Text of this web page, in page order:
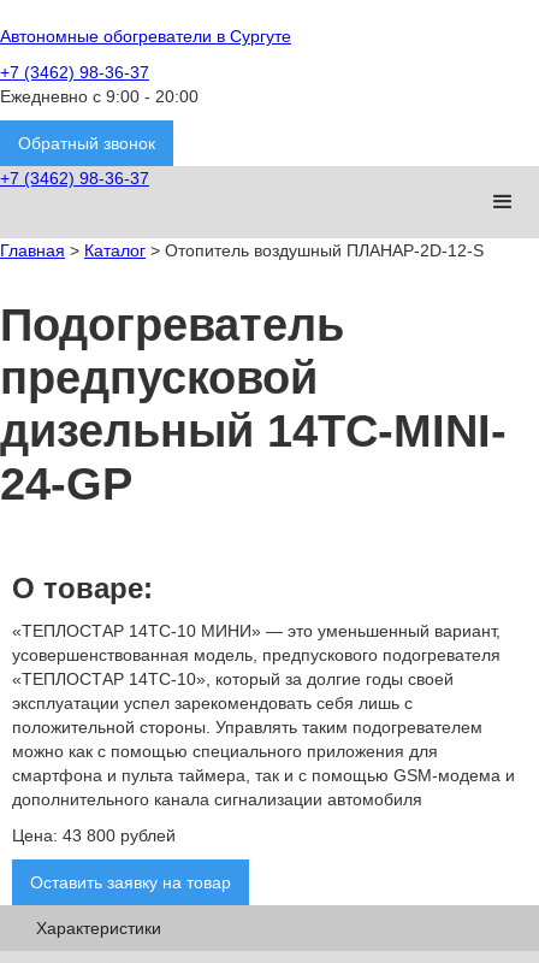
Автономные обогреватели в Сургуте
+7 (3462) 98-36-37
Ежедневно с 9:00 - 20:00
Обратный звонок
+7 (3462) 98-36-37
Главная > Каталог > Отопитель воздушный ПЛАНАР-2D-12-S
Подогреватель
предпусковой
дизельный 14ТС-MINI-
24-GP
О товаре:
«ТЕПЛОСТАР 14ТС-10 МИНИ» — это уменьшенный вариант,
усовершенствованная модель, предпускового подогревателя
«ТЕПЛОСТАР 14ТС-10», который за долгие годы своей
эксплуатации успел зарекомендовать себя лишь с
положительной стороны. Управлять таким подогревателем
можно как с помощью специального приложения для
смартфона и пульта таймера, так и с помощью GSM-модема и
дополнительного канала сигнализации автомобиля
Цена: 43 800 рублей
Оставить заявку на товар
Характеристики